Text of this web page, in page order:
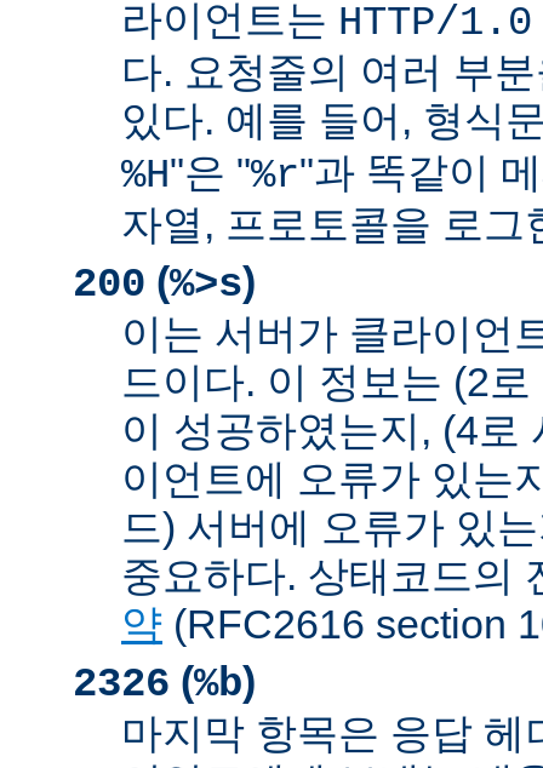
라이언트는 HTTP/1.0
다. 요청줄의 여러 부
있다. 예를 들어, 형식
%H"은 "%r"과 똑같이
자열, 프로토콜을 로그
200 (%>s)
이는 서버가 클라이언
드이다. 이 정보는 (2
이 성공하였는지, (4로
이언트에 오류가 있는
드) 서버에 오류가 있
중요하다. 상태코드의
약 (RFC2616 section
2326 (%b)
마지막 항목은 응답